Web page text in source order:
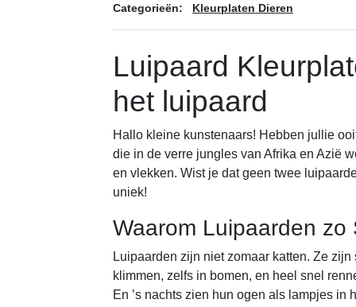
Categorieën: Kleurplaten Dieren
Luipaard
het luipaard
Hallo kleine kunstenaars! Hebben jullie
die in de verre jungles van Afrika en Azië
en vlekken. Wist je dat geen twee
uniek!
Waarom Luipaarden zo
Luipaarden zijn niet zomaar katten. Ze
klimmen, zelfs in bomen, en heel snel
En ’s nachts zien hun ogen als lampjes in